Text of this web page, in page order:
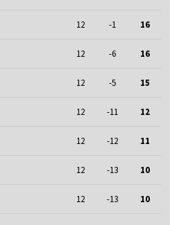
12 -1 16
12 -6 16
12 -5 15
12 -11 12
12 -12 11
12 -13 10
12 -13 10